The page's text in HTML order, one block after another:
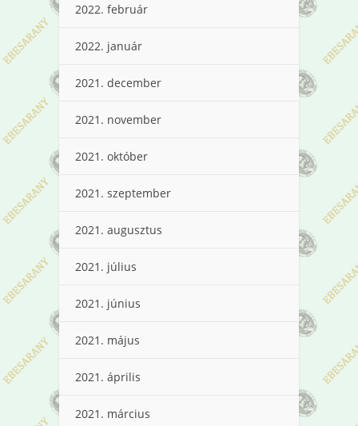
2022. február
2022. január
2021. december
2021. november
2021. október
2021. szeptember
2021. augusztus
2021. július
2021. június
2021. május
2021. április
2021. március